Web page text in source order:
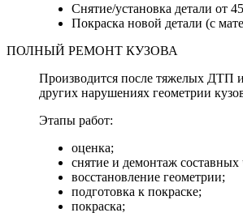
Снятие/установка детали от
Покраска новой детали (с
ПОЛНЫЙ РЕМОНТ КУЗОВА
Производится после тяжелых ДТП
других нарушениях геометрии
Этапы работ:
оценка;
снятие и демонтаж составных
восстановление геометрии;
подготовка к покраске;
покраска;